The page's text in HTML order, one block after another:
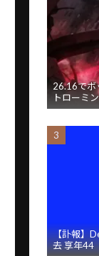
26.16でボ
トローミ
【訃報】
去 享年44